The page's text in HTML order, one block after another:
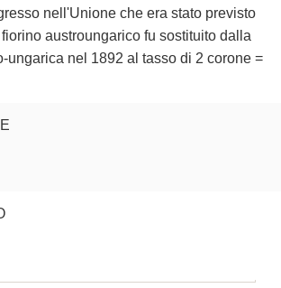
nell'Unione che era stato previsto
austroungarico fu sostituito dalla
ungarica nel 1892 al tasso di 2 corone =